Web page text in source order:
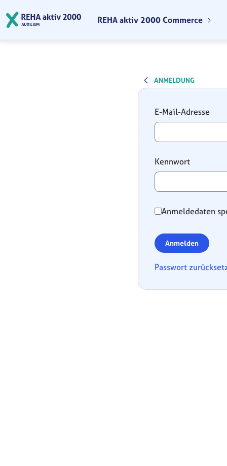
REHA aktiv 2000 Commerce
ANMELDUNG
Anmeldung
E-Mail-Adresse
Kennwort
Anmeldedaten
Anmelden
Passwort